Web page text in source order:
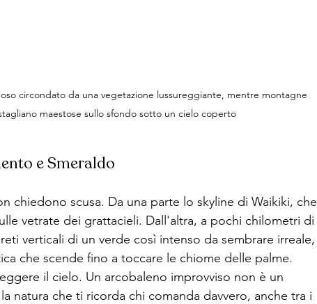
circondato da una vegetazione lussureggiante, mentre montagne
maestose sullo sfondo sotto un cielo coperto
e Smeraldo
chiedono scusa. Da una parte lo skyline di Waikiki, che
vetrate dei grattacieli. Dall'altra, a pochi chilometri di
verticali di un verde così intenso da sembrare irreale,
che scende fino a toccare le chiome delle palme.
il cielo. Un arcobaleno improvviso non è un
natura che ti ricorda chi comanda davvero, anche tra i